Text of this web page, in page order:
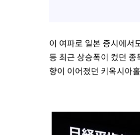
이 여파로 일본 증시에서
등 최근 상승폭이 컸던
향이 이어졌던 키옥시아